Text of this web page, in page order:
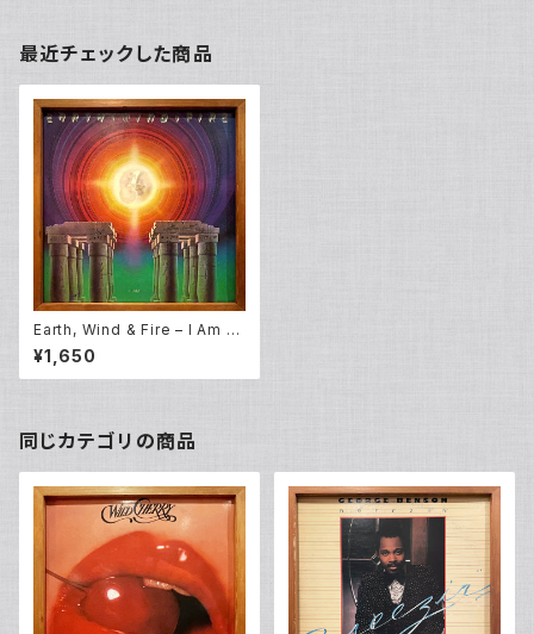
最近チェックした商品
Earth, Wind & Fire – I Am (L
P)
¥1,650
同じカテゴリの商品